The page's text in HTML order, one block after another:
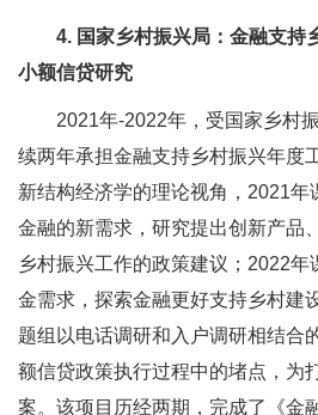
4. 国家乡村振兴局：金融支持
小额信贷研究
2021年-2022年，受国家乡村
续两年承担金融支持乡村振兴年度
新结构经济学的理论视角，2021年
金融的新需求，研究提出创新产品
乡村振兴工作的政策建议；2022年
金需求，探索金融更好支持乡村建
题组以电话调研和入户调研相结合
额信贷政策执行过程中的堵点，为
案。该项目历经两期，完成了《金